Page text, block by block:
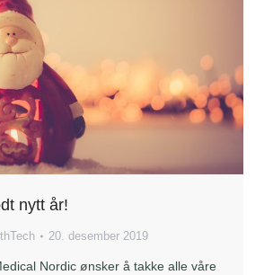
nytt år!
20. desember 2019
Nordic ønsker å takke alle våre